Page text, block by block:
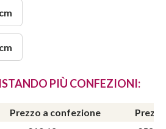
PIÙ CONFEZIONI:
Prezzo a confezione